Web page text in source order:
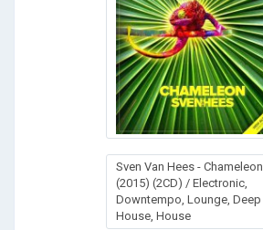
Sven Van Hees - Chameleon
(2015) (2CD) / Electronic,
Downtempo, Lounge, Deep
House, House